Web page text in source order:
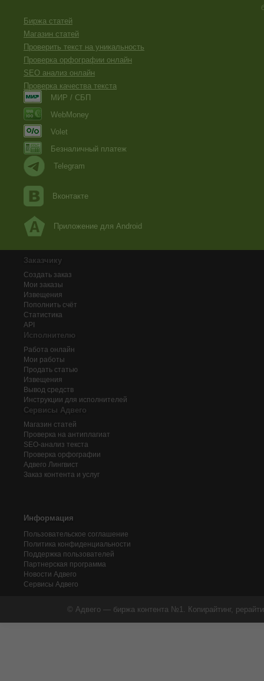
Биржа статей
Магазин статей
Проверить текст на уникальность
Проверка орфографии онлайн
SEO анализ онлайн
Проверка качества текста
МИР / СБП
WebMoney
Volet
Безналичный платеж
Telegram
Вконтакте
Приложение для Android
Заказчику
Создать заказ
Мои заказы
Извещения
Пополнить счёт
Статистика
API
Исполнителю
Работа онлайн
Мои работы
Продать статью
Извещения
Вывод средств
Инструкции для исполнителей
Сервисы Адвего
Магазин статей
Проверка на антиплагиат
SEO-анализ текста
Проверка орфографии
Адвего Лингвист
Заказ контента и услуг
Информация
Пользовательское соглашение
Политика конфиденциальности
Поддержка пользователей
Партнерская программа
Новости Адвего
Сервисы Адвего
© Адвего — биржа контента №1. Копирайтинг,